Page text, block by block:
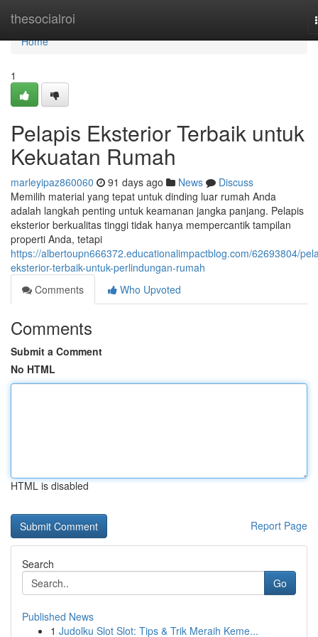
thesocialroi
Home
Home
1
Pelapis Eksterior Terbaik untuk
Kekuatan Rumah
marleyipaz860060 91 days ago News
Discuss
Memilih material yang tepat untuk dinding luar rumah Anda
adalah langkah penting untuk keamanan jangka panjang. Pelapis
eksterior berkualitas tinggi tidak hanya mempercantik tampilan
properti Anda, tetapi
https://albertoupn666372.educationalimpactblog.com/62693804/
eksterior-terbaik-untuk-perlindungan-rumah
Comments
Who Upvoted
Comments
Submit a Comment
No HTML
HTML is disabled
Report Page
Search
Go
Published News
1 Judolku Slot Slot: Tips & Trik Meraih Keme...